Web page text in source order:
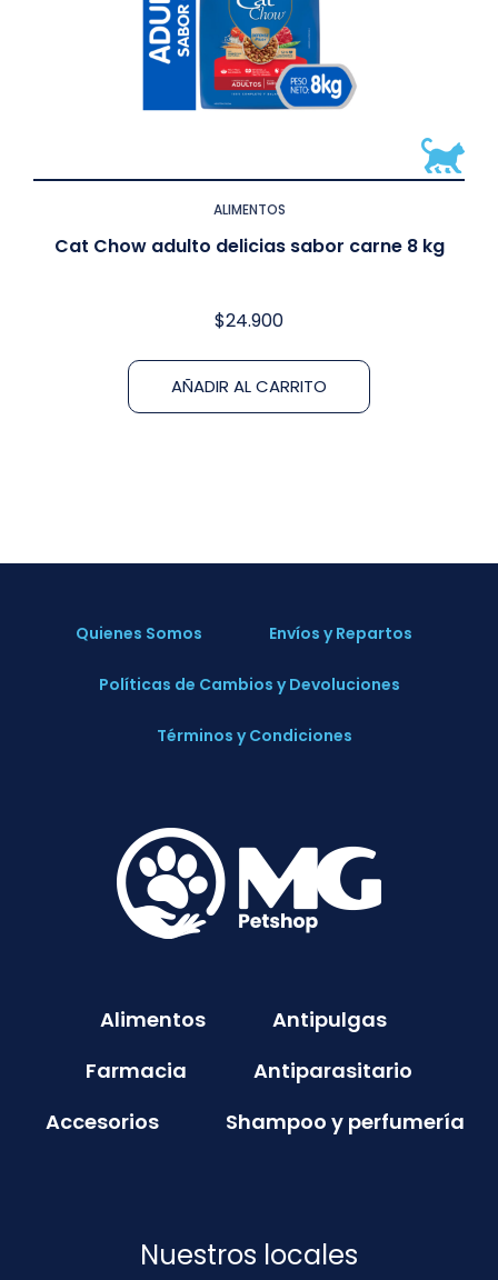
ALIMENTOS
Cat Chow adulto delicias sabor carne 8 kg
$24.900
AÑADIR AL CARRITO
Quienes Somos Envíos y Repartos
Políticas de Cambios y Devoluciones
Términos y Condiciones
Alimentos
Antipulgas
Farmacia
Antiparasitario
Accesorios
Shampoo y perfumería
Nuestros locales